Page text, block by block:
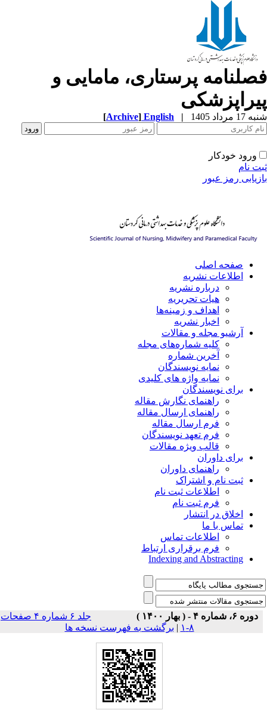
پرستاری، مامایی و
مرداد 1405 |
English
[Archive]
ورود خودکار
نام
رمز عبور
صفحه اصلی
اطلاعات نشریه
درباره نشریه
هیات تحریریه
اهداف و زمینه‌ها
اخبار نشریه
آرشیو مجله و مقالات
کلیه شماره‌های مجله
آخرین شماره
نمایه نویسندگان
نمایه واژه های کلیدی
برای نویسندگان
راهنمای نگارش مقاله
راهنمای ارسال مقاله
فرم ارسال مقاله
فرم تعهد نویسندگان
قالب ویژه مقالات
برای داوران
راهنمای داوران
ثبت نام و اشتراک
اطلاعات ثبت نام
فرم ثبت نام
اخلاق در انتشار
تماس با ما
اطلاعات تماس
فرم برقراری ارتباط
Indexing and Abstracting
دوره ۶، شماره ۴ - ( بهار ۱۴۰۰ )
جلد ۶ شماره ۴ صفحات
| برگشت به فهرست نسخه ها